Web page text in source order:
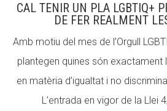
CAL TENIR UN PLA LGBTIQ+
DE FER REALMENT
Amb motiu del mes de l’Orgull
plantegen quines són exactament
en matèria d’igualtat i no
L’entrada en vigor de la Llei
Butlletins
Diari de la Fundació
Fundesplai als mitjans
Xarxes socials
Butlletins
Diari de la Fundació
Fundesplai als mitjans
Xarxes socials